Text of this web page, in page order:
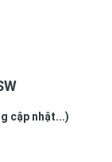
cập nhật...)